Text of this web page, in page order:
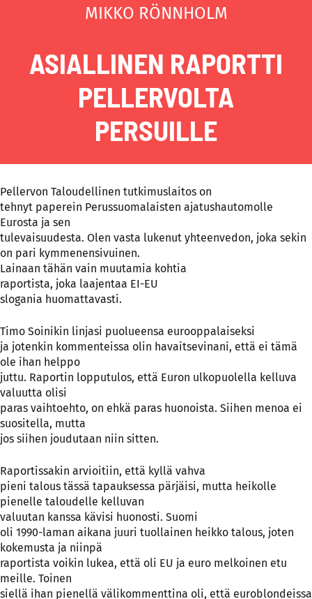
MIKKO RÖNNHOLM
ASIALLINEN RAPORTTI
PELLERVOLTA
PERSUILLE
Pellervon Taloudellinen tutkimuslaitos on
tehnyt paperein Perussuomalaisten ajatushautomolle
Eurosta ja sen
tulevaisuudesta. Olen vasta lukenut yhteenvedon, joka sekin
on pari kymmenensivuinen.
Lainaan tähän vain muutamia kohtia
raportista, joka laajentaa EI-EU
slogania huomattavasti.
Timo Soinikin linjasi puolueensa eurooppalaiseksi
ja jotenkin kommenteissa olin havaitsevinani, että ei tämä
ole ihan helppo
juttu. Raportin lopputulos, että Euron ulkopuolella kelluva
valuutta olisi
paras vaihtoehto, on ehkä paras huonoista. Siihen menoa ei
suositella, mutta
jos siihen joudutaan niin sitten.
Raportissakin arvioitiin, että kyllä vahva
pieni talous tässä tapauksessa pärjäisi, mutta heikolle
pienelle taloudelle kelluvan
valuutan kanssa kävisi huonosti. Suomi
oli 1990-laman aikana juuri tuollainen heikko talous, joten
kokemusta ja niinpä
raportista voikin lukea, että oli EU ja euro melkoinen etu
meille. Toinen
siellä ihan pienellä välikommenttina oli, että euroblondeissa